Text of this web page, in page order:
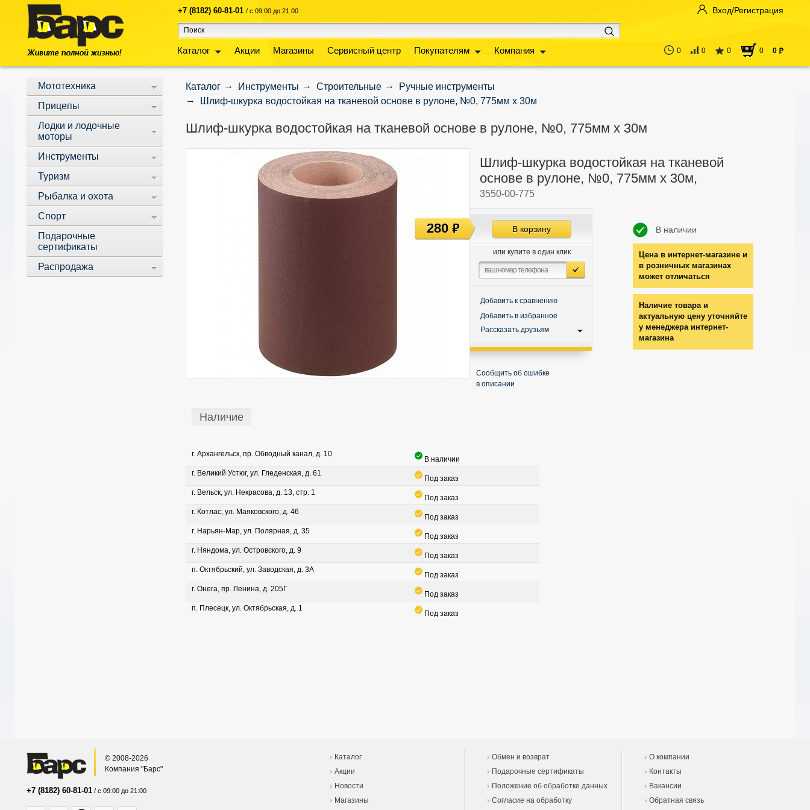
+7 (8182) 60-81-01 / с 09:00 до 21:00
Каталог Акции Магазины Сервисный центр Покупателям Компания
Вход/Регистрация
0 0 0 0 0 руб
Мототехника
Прицепы
Лодки и лодочные
моторы
Инструменты
Туризм
Рыбалка и охота
Спорт
Подарочные
сертификаты
Распродажа
Каталог Инструменты Строительные
Ручные инструменты
Шлиф-шкурка водостойкая на тканевой основе в рулоне, №0, 775мм x 30м
Шлиф-шкурка водостойкая на тканевой основе в рулоне, №0, 775мм x 30м
Шлиф-шкурка водостойкая на тканевой
основе в рулоне, №0, 775мм x 30м,
3550-00-775
В наличии
Цена в интернет-магазине и
в розничных магазинах
может отличаться
Наличие товара и
актуальную цену уточняйте
у менеджера интернет-
магазина
В корзину
или купите в один клик
Добавить к сравнению
Добавить в избранное
Рассказать друзьям
Сообщить об ошибке
в описании
280руб
Наличие
г. Архангельск, пр. Обводный канал, д. 10
В наличии
г. Великий Устюг, ул. Гледенская, д. 61
Под заказ
г. Вельск, ул. Некрасова, д. 13, стр. 1
Под заказ
г. Котлас, ул. Маяковского, д. 46
Под заказ
г. Нарьян-Мар, ул. Полярная, д. 35
Под заказ
г. Няндома, ул. Островского, д. 9
Под заказ
п. Октябрьский, ул. Заводская, д. 3А
Под заказ
г. Онега, пр. Ленина, д. 205Г
Под заказ
п. Плесецк, ул. Октябрьская, д. 1
Под заказ
© 2008-2026
Компания "Барс"
+7 (8182) 60-81-01 / с 09:00 до 21:00
Каталог
Акции
Новости
Магазины
Обмен и возврат
Подарочные сертификаты
Положение об обработке данных
Согласие на обработку
О компании
Контакты
Вакансии
Обратная связь